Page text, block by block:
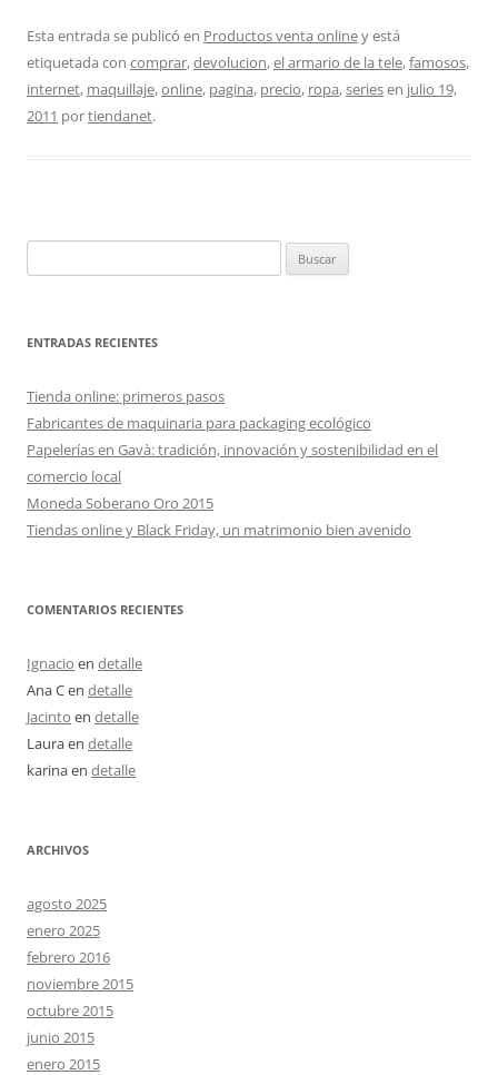
Esta entrada se publicó en Productos venta onliney está
etiquetada con comprar,devolucion,el armario de la tele,famosos,
internet, maquillaje,online, pagina, precio, ropa,seriesen julio 19,
2011 portiendanet.
ENTRADAS RECIENTES
Tienda online: primeros pasos
Fabricantes de maquinaria para packaging ecológico
Papelerías en Gavà: tradición, innovación y sostenibilidad en el
comercio local
Moneda Soberano Oro 2015
Tiendas online y Black Friday, un matrimonio bien avenido
COMENTARIOS RECIENTES
Ignacio en detalle
Ana Cen detalle
Jacinto en detalle
Lauraen detalle
karinaen detalle
ARCHIVOS
agosto 2025
enero 2025
febrero 2016
noviembre 2015
octubre 2015
junio 2015
enero 2015